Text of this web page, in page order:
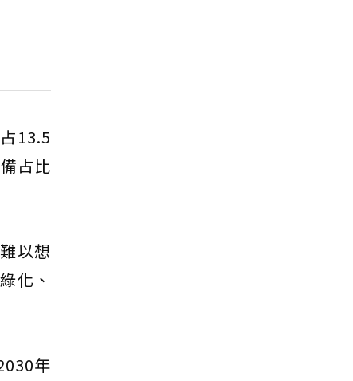
13.5
占比
以想
化、
年